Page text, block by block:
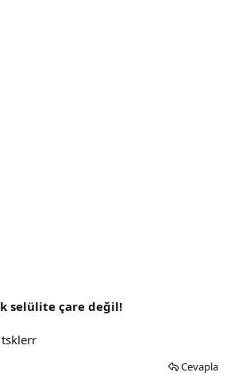
selülite çare değil!
Cevapla